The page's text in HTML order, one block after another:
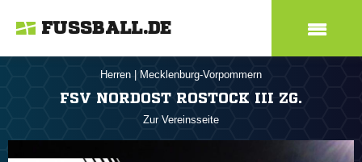
FUSSBALL.DE
Herren Mecklenburg-Vorpommern
FSV NORDOST ROSTOCK III ZG.
Zur Vereinsseite